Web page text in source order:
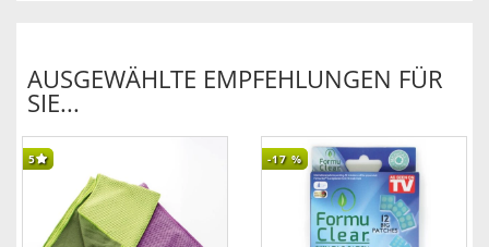
AUSGEWÄHLTE EMPFEHLUNGEN FÜR
SIE...
5 -17%